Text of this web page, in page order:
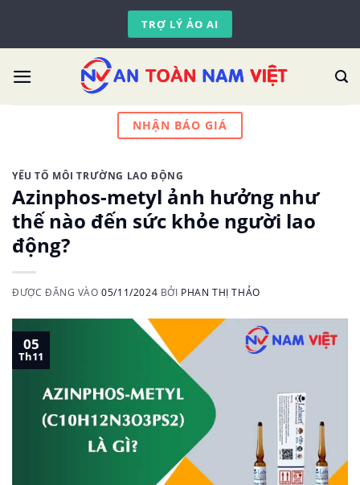
content
TRỢ LÝ ẢO AI
NHẬN BÁO GIÁ
YẾU TỐ MÔI TRƯỜNG LAO ĐỘNG
Azinphos-metyl ảnh hưởng như
thế nào đến sức khỏe người lao
động?
ĐƯỢC ĐĂNG VÀO05/11/2024 BỞI PHAN THỊ THẢO
05
Th11